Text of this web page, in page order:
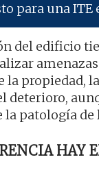
para una ITE
del edificio
la propiedad,
deterioro,
la patología
HAY